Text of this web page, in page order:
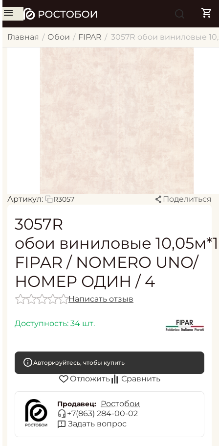
Главная / Обои / FIPAR / 3057R обои виниловые
Артикул: R3057 Поделиться
3057R
обои виниловые
FIPAR / NOMERO UNO/
НОМЕР ОДИН / 4
Написать отзыв
Доступность: 34 шт.
Авторизуйтесь, чтобы купить
Отложить Сравнить
Продавец:
Ростобои
+7(863) 284-00-02
Задать вопрос